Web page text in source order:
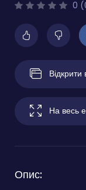
0
Відкрити
На весь
Опис: